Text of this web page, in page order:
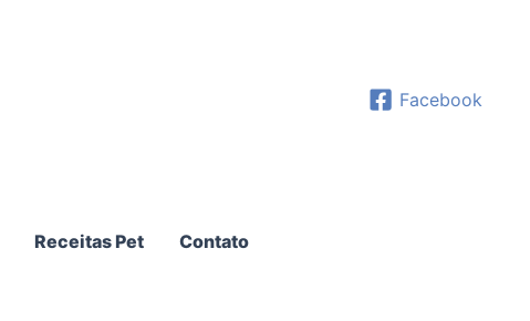
Facebook
Receitas Pet Contato